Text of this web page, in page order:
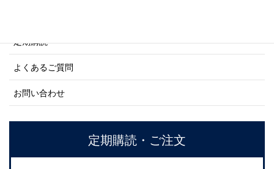
定期購読
よくあるご質問
お問い合わせ
定期購読・ご注文